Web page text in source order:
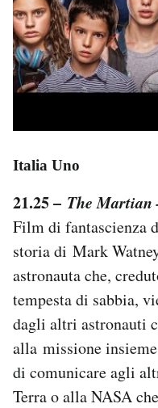
Italia Uno
21.25 – The Martian
Film di fantascienza
storia di Mark
astronauta che,
tempesta di sabbia,
dagli altri astronauti
alla missione
di comunicare agli
Terra o alla NASA